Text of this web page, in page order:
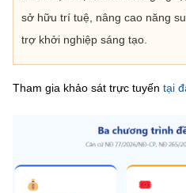
sở hữu trí tuệ, nâng cao năng
trợ khởi nghiệp sáng tạo.
Tham gia khảo sát trực tuyến tại